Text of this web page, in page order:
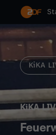
KiKA
KiKA